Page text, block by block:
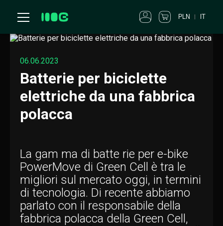
PLN IT
06.06.2023
Batterie per biciclette
elettriche da una fabbrica
polacca
La gam ma di batte rie per e-bike
PowerMove di Green Cell è tra le
migliori sul mercato oggi, in termini
di tecnologia. Di recente abbiamo
parlato con il responsabile della
fabbrica polacca della Green Cell,